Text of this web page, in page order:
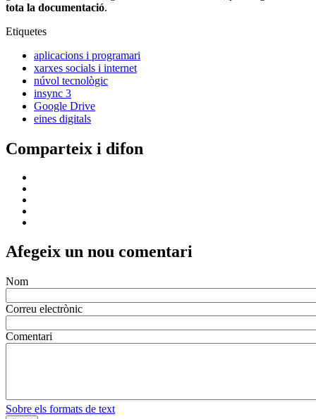
tota la documentació.
Etiquetes
aplicacions i programari
xarxes socials i internet
núvol tecnològic
insync 3
Google Drive
eines digitals
Comparteix i difon
Afegeix un nou comentari
Nom
Correu electrònic
Comentari
Sobre els formats de text